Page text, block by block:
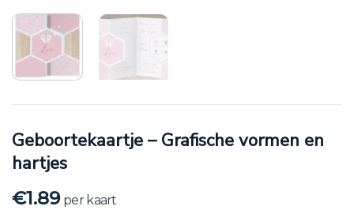
Geboortekaartje – Grafische vormen en
hartjes
€1.89 per kaart